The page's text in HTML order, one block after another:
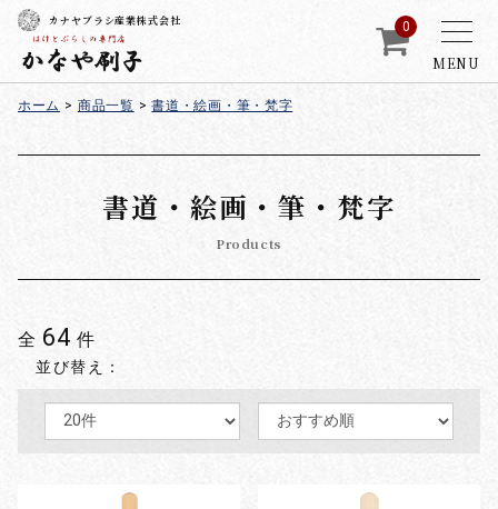
MENU
カナヤブラシ産業株式会社 0
ホーム > 商品一覧 > 書道・絵画・筆・梵字
書道・絵画・筆・梵字
Products
全 64 件
並び替え：